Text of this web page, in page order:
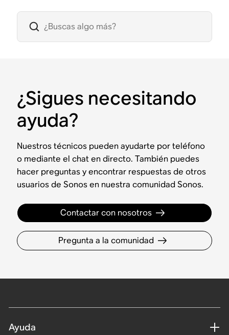
¿Sigues necesitando
ayuda?
Nuestros técnicos pueden ayudarte por teléfono
o mediante el chat en directo. También puedes
hacer preguntas y encontrar respuestas de otros
usuarios de Sonos en nuestra comunidad Sonos.
Contactar con nosotros
Pregunta a la comunidad
Ayuda